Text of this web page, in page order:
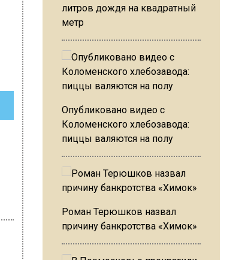
литров дождя на квадратный
метр
Опубликовано видео с
Коломенского хлебозавода:
пиццы валяются на полу
Роман Терюшков назвал
причину банкротства «Химок»